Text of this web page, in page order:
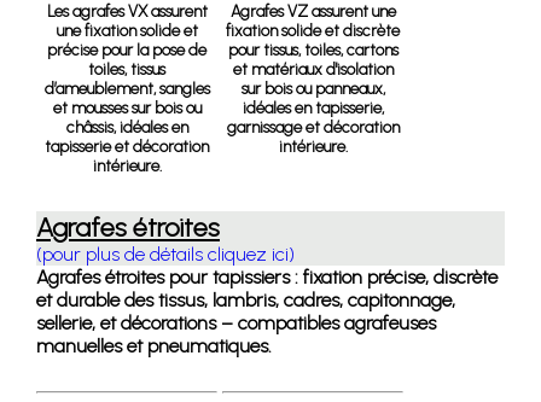
Les agrafes VX assurent
une fixation solide et
précise pour la pose de
toiles, tissus
d’ameublement, sangles
et mousses sur bois ou
châssis, idéales en
tapisserie et décoration
intérieure.
Agrafes VZassurent une
fixation solide et discrète
pour tissus, toiles, cartons
et matériaux d'isolation
sur bois ou panneaux,
idéales en tapisserie,
garnissage et décoration
intérieure.
Agrafes étroites
(pour plus de détails cliquez ici)
Agrafes étroites pour tapissiers : fixation précise, discrète
et durable des tissus, lambris, cadres, capitonnage,
sellerie, et décorations – compatibles agrafeuses
manuelles et pneumatiques.